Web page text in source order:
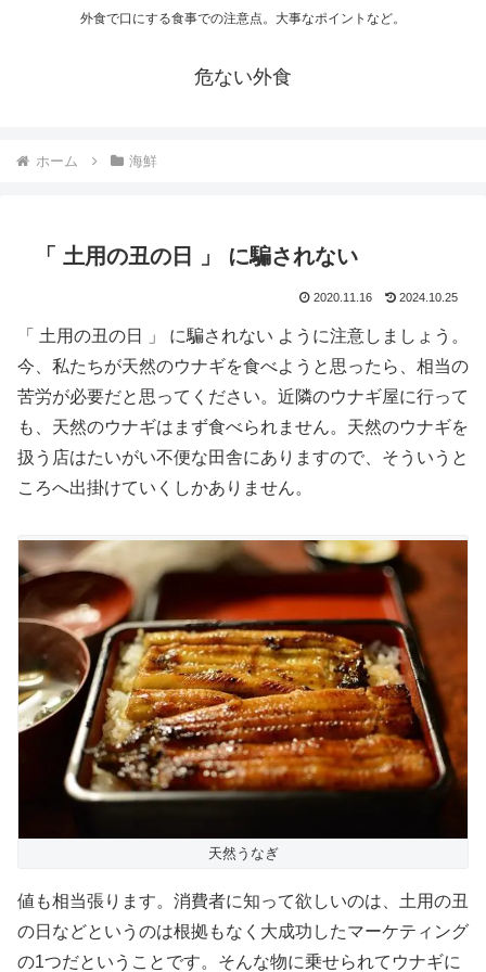
外食で口にする食事での注意点。大事なポイントなど。
危ない外食
ホーム 海鮮
「 土用の丑の日 」 に騙されない
2020.11.16 2024.10.25
「 土用の丑の日 」 に騙されない ように注意しましょう。
今、私たちが天然のウナギを食べようと思ったら、相当の
苦労が必要だと思ってください。近隣のウナギ屋に行って
も、天然のウナギはまず食べられません。天然のウナギを
扱う店はたいがい不便な田舎にありますので、そういうと
ころへ出掛けていくしかありません。
天然うなぎ
値も相当張ります。消費者に知って欲しいのは、土用の丑
の日などというのは根拠もなく大成功したマーケティング
の1つだということです。そんな物に乗せられてウナギに